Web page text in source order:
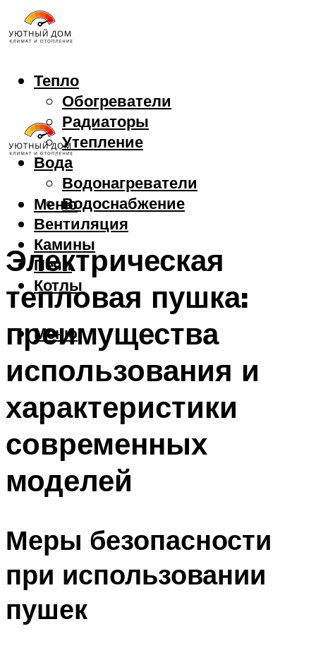
Тепло
Обогреватели
Радиаторы
Утепление
Вода
Водонагреватели
Водоснабжение
Вентиляция
Камины
Печи
Котлы
Меню
Меню
Электрическая
тепловая пушка:
преимущества
использования и
характеристики
современных
моделей
Меры безопасности
при использовании
пушек